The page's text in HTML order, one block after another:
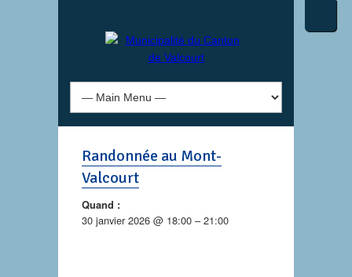
Randonnée au Mont-
Valcourt
Quand :
30 janvier 2026 @ 18:00 – 21:00